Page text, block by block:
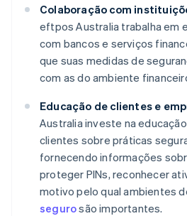
Colaboração com
eftpos Australia trabalha em
com bancos e serviços
que suas medidas de
com as do ambiente
Educação de clientes e
Australia investe na
clientes sobre práticas
fornecendo informações
proteger PINs, reconhecer
motivo pelo qual ambientes
segurosão importantes.